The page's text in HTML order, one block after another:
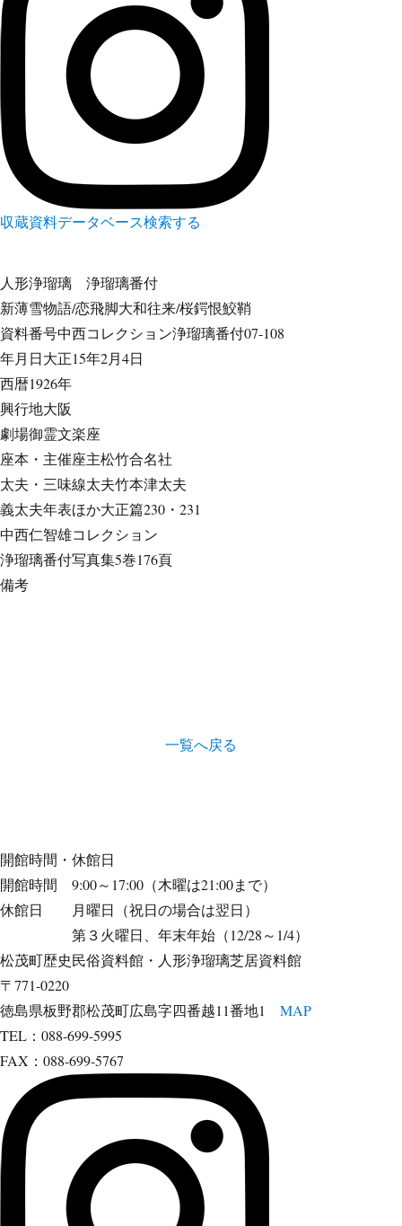
収蔵資料データベース検索する
人形浄瑠璃 浄瑠璃番付
新薄雪物語/恋飛脚大和往来/桜鍔恨鮫鞘
資料番号中西コレクション浄瑠璃番付07-108
年月日大正15年2月4日
西暦1926年
興行地大阪
劇場御霊文楽座
座本・主催座主松竹合名社
太夫・三味線太夫竹本津太夫
義太夫年表ほか大正篇230・231
中西仁智雄コレクション
浄瑠璃番付写真集5巻176頁
備考
一覧へ戻る
開館時間・休館日
開館時間 9:00～17:00（木曜は21:00まで）
休館日 月曜日（祝日の場合は翌日）
第３火曜日、年末年始（12/28～1/4）
松茂町歴史民俗資料館・人形浄瑠璃芝居資料館
〒771-0220
徳島県板野郡松茂町広島字四番越11番地1 MAP
TEL：088-699-5995
FAX：088-699-5767